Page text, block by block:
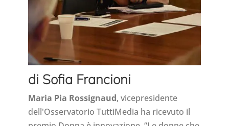
di Sofia Francioni
Maria Pia Rossignaud, vicepresidente
dell'Osservatorio TuttiMedia ha ricevuto il